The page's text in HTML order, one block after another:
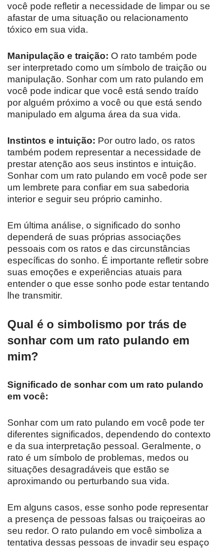
você pode refletir a necessidade de limpar ou se
afastar de uma situação ou relacionamento
tóxico em sua vida.
Manipulação e traição: O rato também pode
ser interpretado como um símbolo de traição ou
manipulação. Sonhar com um rato pulando em
você pode indicar que você está sendo traído
por alguém próximo a você ou que está sendo
manipulado em alguma área da sua vida.
Instintos e intuição: Por outro lado, os ratos
também podem representar a necessidade de
prestar atenção aos seus instintos e intuição.
Sonhar com um rato pulando em você pode ser
um lembrete para confiar em sua sabedoria
interior e seguir seu próprio caminho.
Em última análise, o significado do sonho
dependerá de suas próprias associações
pessoais com os ratos e das circunstâncias
específicas do sonho. É importante refletir sobre
suas emoções e experiências atuais para
entender o que esse sonho pode estar tentando
lhe transmitir.
Qual é o simbolismo por trás de
sonhar com um rato pulando em
mim?
Significado de sonhar com um rato pulando
em você:
Sonhar com um rato pulando em você pode ter
diferentes significados, dependendo do contexto
e da sua interpretação pessoal. Geralmente, o
rato é um símbolo de problemas, medos ou
situações desagradáveis que estão se
aproximando ou perturbando sua vida.
Em alguns casos, esse sonho pode representar
a presença de pessoas falsas ou traiçoeiras ao
seu redor. O rato pulando em você simboliza a
tentativa dessas pessoas de invadir seu espaço